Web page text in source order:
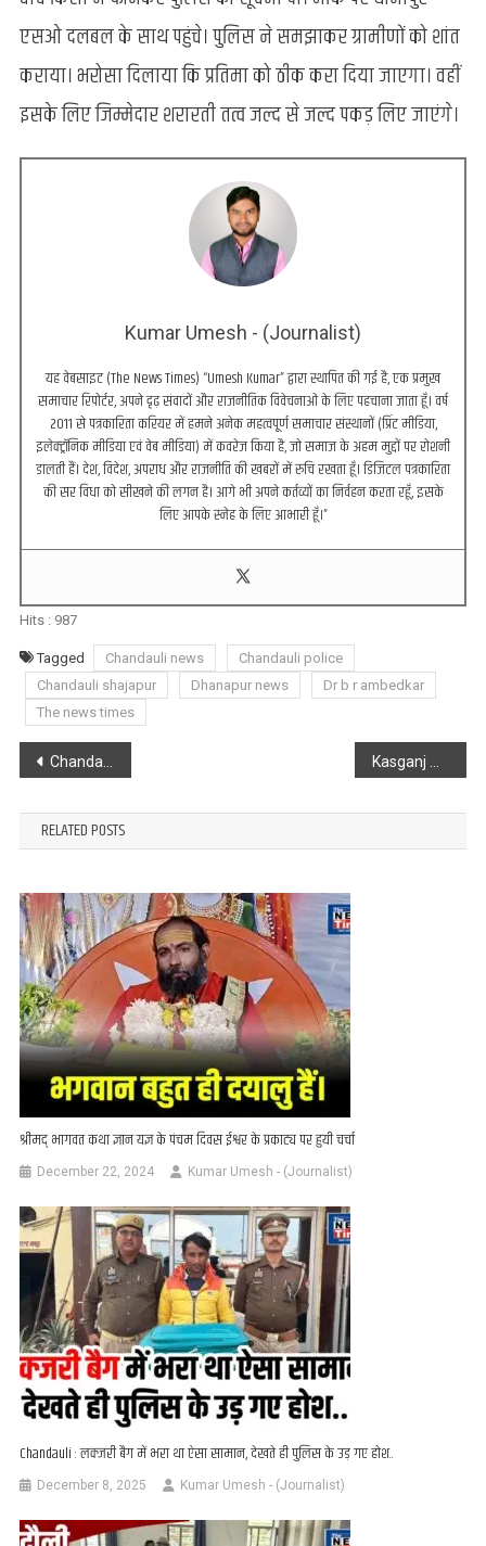
एसओ दलबल के साथ पहुंचे। पुलिस ने समझाकर ग्रामीणों को शांत
कराया। भरोसा दिलाया कि प्रतिमा को ठीक करा दिया जाएगा। वहीं
इसके लिए जिम्मेदार शरारती तत्व जल्द से जल्द पकड़ लिए जाएंगे।
Kumar Umesh - (Journalist)
यह वेबसाइट (The News Times) “Umesh Kumar” द्वारा स्थापित की गई है, एक प्रमुख
समाचार रिपोर्टर, अपने दृढ़ संवादों और राजनीतिक विवेचनाओं के लिए पहचाना जाता हूँ। वर्ष
2011 से पत्रकारिता करियर में हमने अनेक महत्वपूर्ण समाचार संस्थानों (प्रिंट मीडिया,
इलेक्ट्रॉनिक मीडिया एवं वेब मीडिया) में कवरेज किया है, जो समाज के अहम मुद्दों पर रोशनी
डालती हैं। देश, विदेश, अपराध और राजनीति की खबरों में रुचि रखता हूँ। डिजिटल पत्रकारिता
की सर विधा को सीखने की लगन है। आगे भी अपने कर्तव्यों का निर्वहन करता रहूँ, इसके
लिए आपके स्नेह के लिए आभारी हूँ।”
Hits : 987
Tagged Chandauli news
Chandauli police
Chandauli shajapur
Dhanapur news
Dr b r ambedkar
The news times
Post
navigation
Chandauli : ट्रैक्टर की चपेट में आने से युवक की मौत, दूसरा गंभीर रूप से घायल
RELATED POSTS
श्रीमद् भागवत कथा ज्ञान यज्ञ के पंचम दिवस ईश्वर के प्रकाट्य पर हुयी चर्चा
December 22, 2024 Kumar Umesh - (Journalist)
Chandauli : लक्जरी बैग में भरा था ऐसा सामान, देखते ही पुलिस के उड़ गए होश..
December 8, 2025 Kumar Umesh - (Journalist)